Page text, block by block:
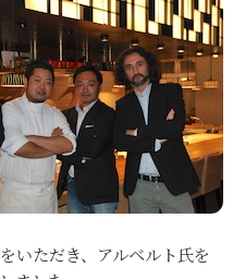
いただき、アルベルト氏を